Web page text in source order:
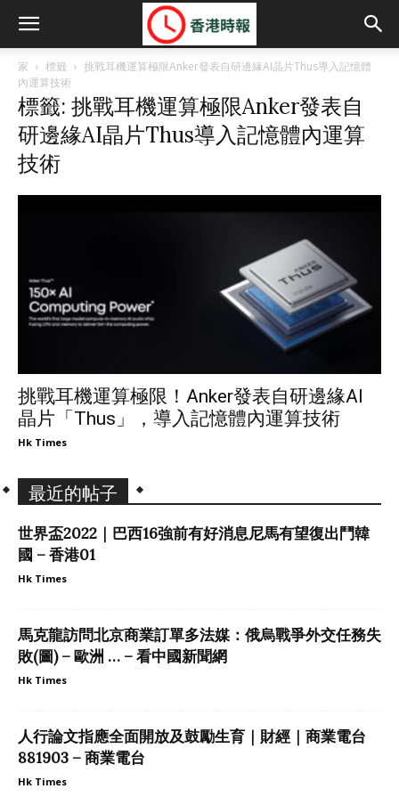
家 標籤
挑戰耳機運算極限Anker發表自研邊緣AI晶片Thus導入記憶體
內運算技術
標籤: 挑戰耳機運算極限Anker發表自
研邊緣AI晶片Thus導入記憶體內運算
技術
挑戰耳機運算極限！Anker發表自研邊緣AI
晶片「Thus」，導入記憶體內運算技術
Hk Times
最近的帖子
世界盃2022｜巴西16強前有好消息尼馬有望復出鬥韓
國 – 香港01
Hk Times
馬克龍訪問北京商業訂單多法媒：俄烏戰爭外交任務失
敗(圖) – 歐洲 … – 看中國新聞網
Hk Times
人行論文指應全面開放及鼓勵生育｜財經｜商業電台
881903 – 商業電台
Hk Times